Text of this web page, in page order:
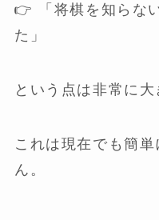
👉 「将棋を知らな
た」
という点は非常に大
これは現在でも簡
ん。